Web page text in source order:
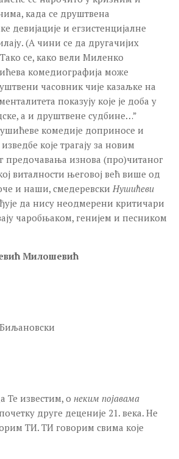
када се друштвена
девијације и егзистенцијалне
(А чини се да другачијих
се, како вели Миленко
комедиографија може
часовник чије казаљке на
показују које је доба у
а и друштвене судбине…”
комедије доприносе и
које трагају за новим
предочавања изнова (про)читаног
виталности његовој већ више од
и наши, смедеревски Нушићеви
да нису неодмерени критичари
чаробњаком, генијем и песником
Милошевић
Те известим, о неким појавама
друге деценије 21. века. Не
ТИ. ТИ говорим свима које